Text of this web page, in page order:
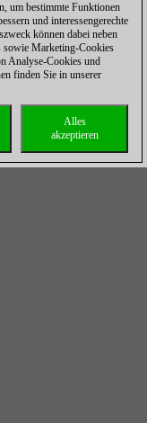
um bestimmte Funktionen
und interessengerechte
können dabei neben
sowie Marketing-Cookies
Analyse-Cookies und
finden Sie in unserer
Alles
akzeptieren